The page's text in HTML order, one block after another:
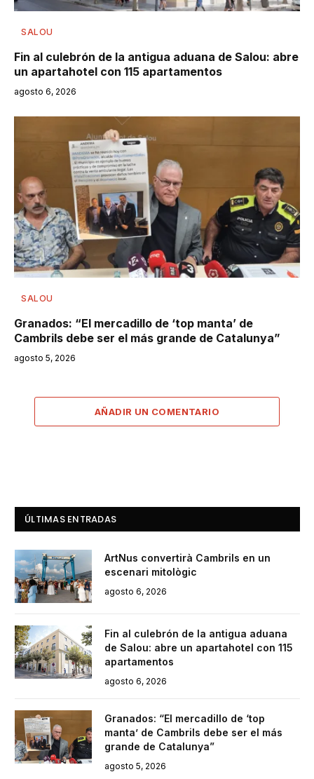
SALOU
Fin al culebrón de la antigua aduana de Salou: abre
un apartahotel con 115 apartamentos
agosto 6, 2026
SALOU
Granados: “El mercadillo de ‘top manta’ de
Cambrils debe ser el más grande de Catalunya”
agosto 5, 2026
AÑADIR UN COMENTARIO
ÚLTIMAS ENTRADAS
ArtNus convertirà Cambrils en un
escenari mitològic
agosto 6, 2026
Fin al culebrón de la antigua aduana
de Salou: abre un apartahotel con 115
apartamentos
agosto 6, 2026
Granados: “El mercadillo de ‘top
manta’ de Cambrils debe ser el más
grande de Catalunya”
agosto 5, 2026